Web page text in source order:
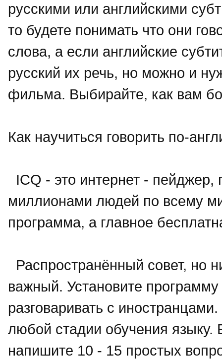
русскими или английскими
то будете понимать что они
слова, а если английские
русский их речь, но можно и
фильма. Выбирайте, как вам
Как научиться говорить по-
ICQ - это интернет -
миллионами людей по всему
программа, а главное
Распространённый совет, но
важный. Установите
разговаривать с
любой стадии обучения языку.
напишите 10 - 15 простых